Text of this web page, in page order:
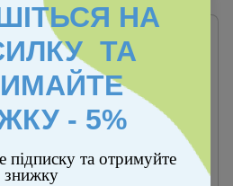
НА
ТА
- 5%
підписку та отримуйте
знижку